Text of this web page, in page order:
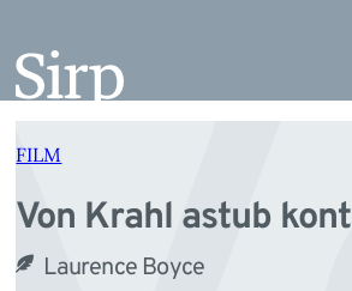
juurde
FILM
Von Krahl astub
Laurence Boyce